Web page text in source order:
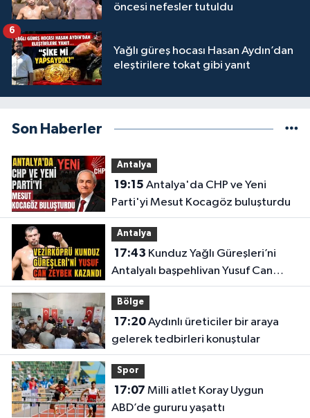
öncesi nefesler tutuldu
Yağlı güreş hocası Hasan Aydın’dan
eleştirilere tokat gibi yanıt
6
Son Haberler
Antalya
19:15
Parti'yi Mesut Kocagöz buluşturdu
Antalya
17:43
Antalyalı başpehlivan Yusuf Can
Zeybek kazandı
Bölge
17:20Aydınlı üreticiler bir araya
gelerek tedbirleri konuştular
Spor
17:07
ABD’de gururu yaşattı